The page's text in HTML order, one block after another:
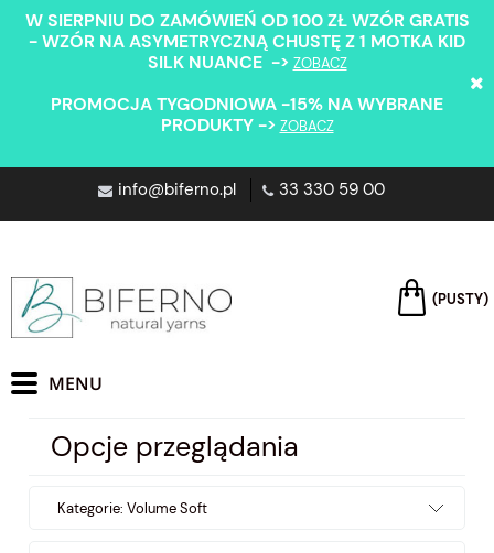
W SIERPNIU DO ZAMÓWIEŃ OD 100 ZŁ WZÓR GRATIS
- WZÓR NA ASYMETRYCZNĄ CHUSTĘ Z 1 MOTKA KID
SILK NUANCE -> ZOBACZ
PROMOCJA TYGODNIOWA -15% NA WYBRANE
PRODUKTY -> ZOBACZ
info@biferno.pl 33 330 59 00
(PUSTY)
Opcje przeglądania
Kategorie: Volume Soft